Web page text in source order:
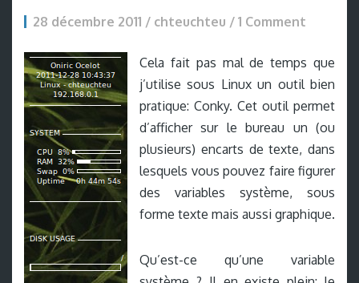
28 décembre 2011 / chteuchteu / 1 Comment
Cela fait pas mal de temps que
j’utilise sous Linux un outil bien
pratique: Conky. Cet outil permet
d’afficher sur le bureau un (ou
plusieurs) encarts de texte, dans
lesquels vous pouvez faire figurer
des variables système, sous
forme texte mais aussi graphique.
Qu’est-ce qu’une variable